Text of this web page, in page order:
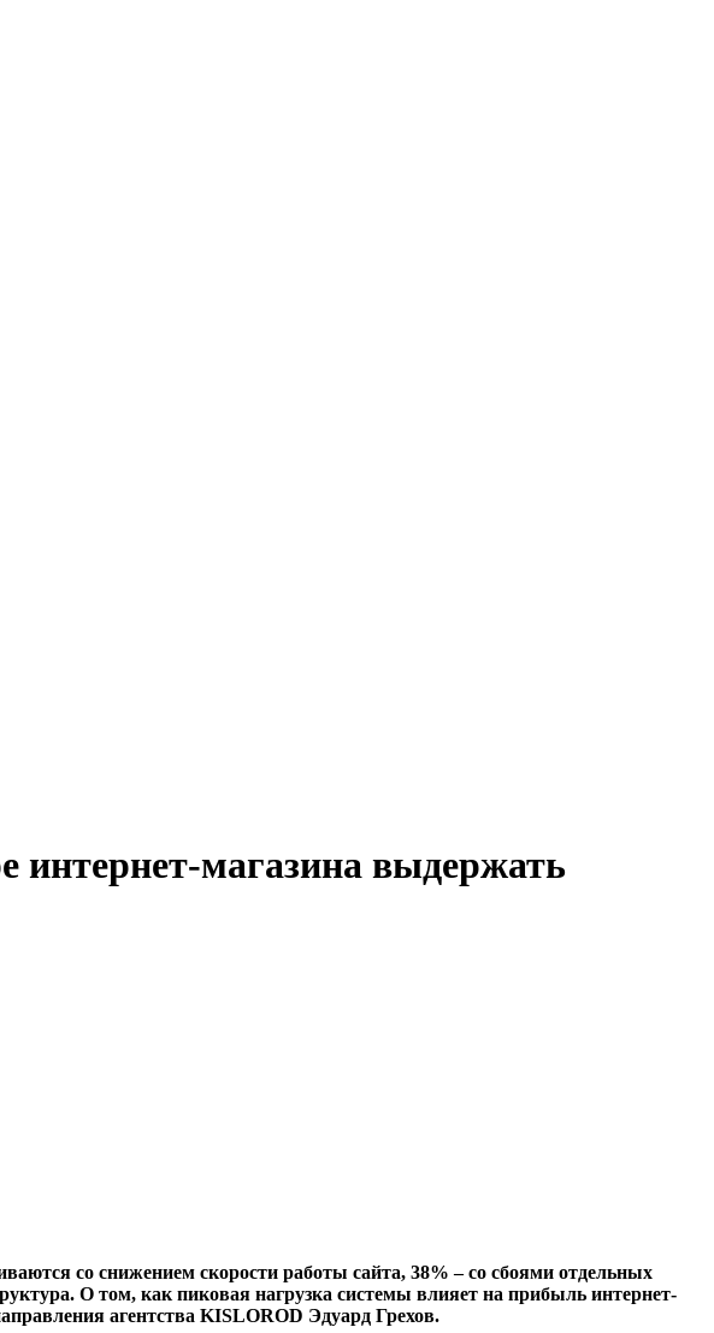
интернет-магазина выдержать
со снижением скорости работы сайта, 38% – со сбоями отдельных
О том, как пиковая нагрузка системы влияет на прибыль интернет-
агентства KISLOROD Эдуард Грехов.